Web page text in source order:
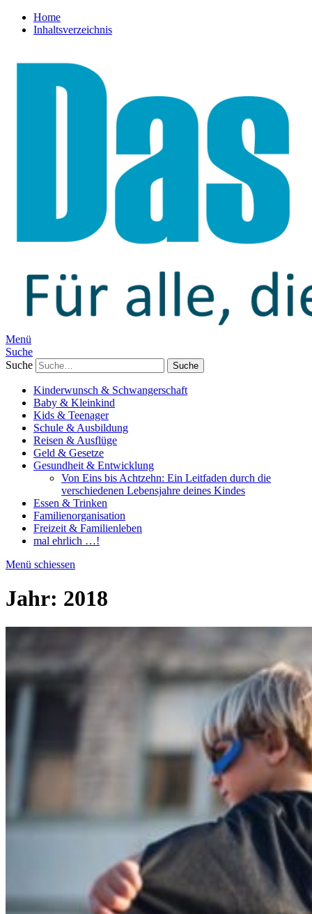
Home
Inhaltsverzeichnis
Menü
Suche
Suche
Kinderwunsch & Schwangerschaft
Baby & Kleinkind
Kids & Teenager
Schule & Ausbildung
Reisen & Ausflüge
Geld & Gesetze
Gesundheit & Entwicklung
Von Eins bis Achtzehn: Ein Leitfaden durch die
verschiedenen Lebensjahre deines Kindes
Essen & Trinken
Familienorganisation
Freizeit & Familienleben
mal ehrlich …!
Menü schiessen
Jahr: 2018